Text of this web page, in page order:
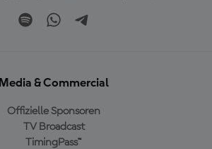
Media & Commercial
Offizielle Sponsoren
TV Broadcast
TimingPass™